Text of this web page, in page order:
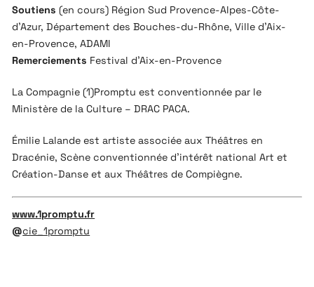
Soutiens (en cours) Région Sud Provence-Alpes-Côte-
d’Azur, Département des Bouches-du-Rhône, Ville d’Aix-
en-Provence, ADAMI
Remerciements Festival d’Aix-en-Provence
La Compagnie (1)Promptu est conventionnée par le
Ministère de la Culture – DRAC PACA.
Émilie Lalande est artiste associée aux Théâtres en
Dracénie, Scène conventionnée d’intérêt national Art et
Création-Danse et aux Théâtres de Compiègne.
www.1promptu.fr
@cie_1promptu